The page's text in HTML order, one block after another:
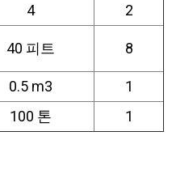
4
2
40 피트 8
0.5 m3
1
100 톤 1